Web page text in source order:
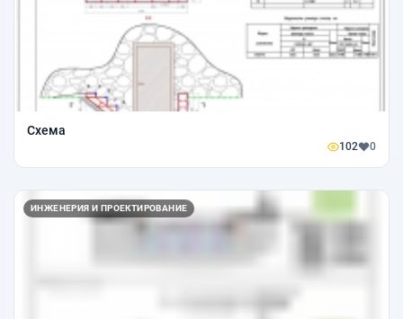
Схема
102 0
ИНЖЕНЕРИЯ И ПРОЕКТИРОВАНИЕ